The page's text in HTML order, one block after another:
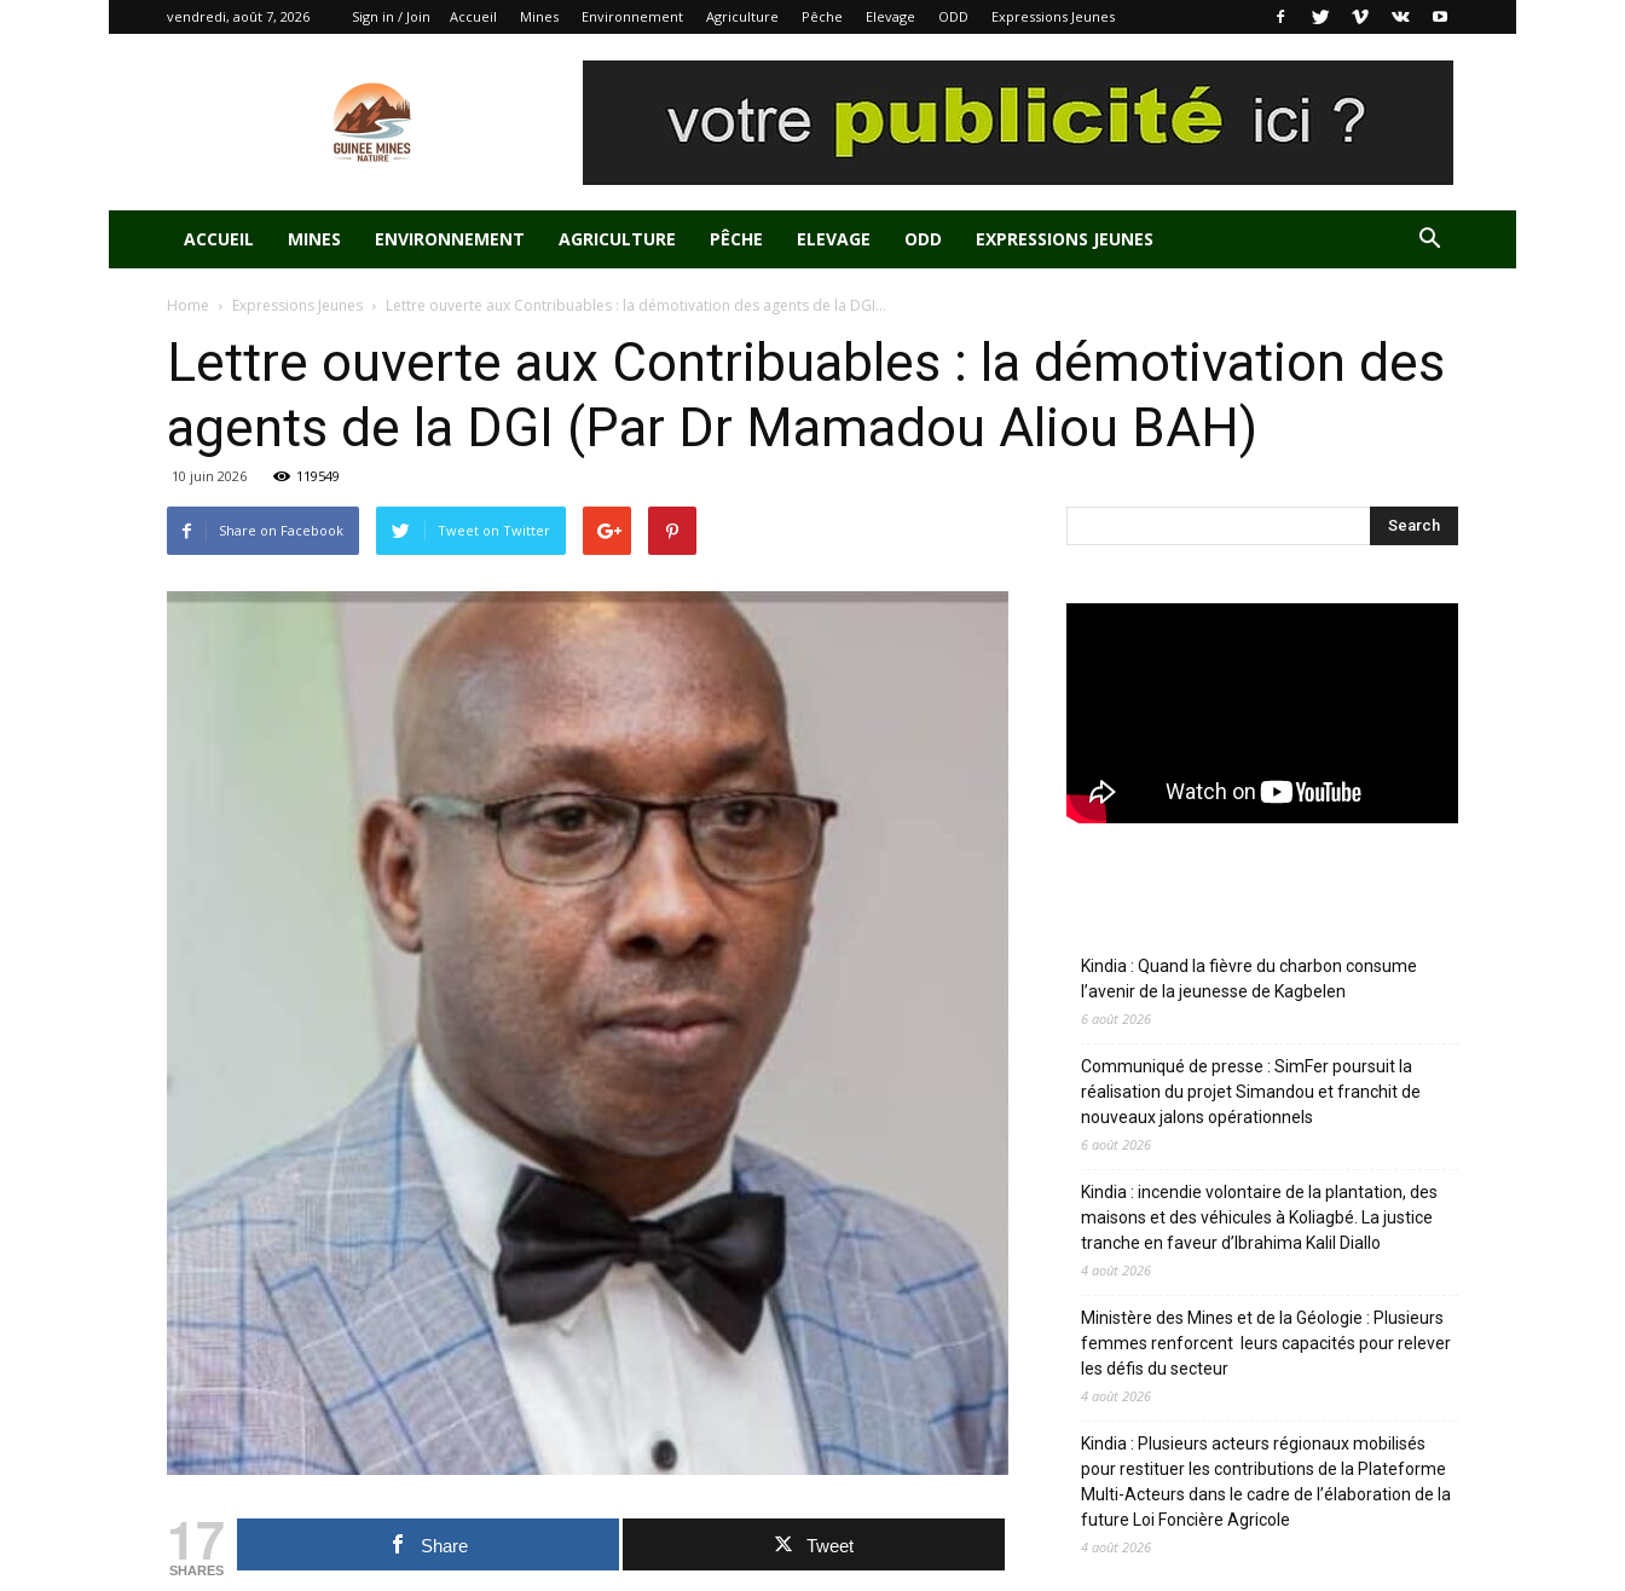
vendredi, août 7, 2026 Sign in / Join Accueil Mines Environnement Agriculture Pêche Elevage ODD Expressions Jeunes
ACCUEIL MINES ENVIRONNEMENT AGRICULTURE PÊCHE ELEVAGE ODD EXPRESSIONS JEUNES
Home Expressions Jeunes Lettre ouverte aux Contribuables : la démotivation des agents de la DGI...
Lettre ouverte aux Contribuables : la démotivation des
agents de la DGI (Par Dr Mamadou Aliou BAH)
10 juin 2026 119549
Share on Facebook Tweet on Twitter
17
SHARES
Share Tweet
Kindia : Quand la fièvre du charbon consume
l’avenir de la jeunesse de Kagbelen
6 août 2026
Communiqué de presse : SimFer poursuit la
réalisation du projet Simandou et franchit de
nouveaux jalons opérationnels
6 août 2026
Kindia : incendie volontaire de la plantation, des
maisons et des véhicules à Koliagbé. La justice
tranche en faveur d’Ibrahima Kalil Diallo
4 août 2026
Ministère des Mines et de la Géologie : Plusieurs
femmes renforcent leurs capacités pour relever
les défis du secteur
4 août 2026
Kindia : Plusieurs acteurs régionaux mobilisés
pour restituer les contributions de la Plateforme
Multi-Acteurs dans le cadre de l’élaboration de la
future Loi Foncière Agricole
4 août 2026